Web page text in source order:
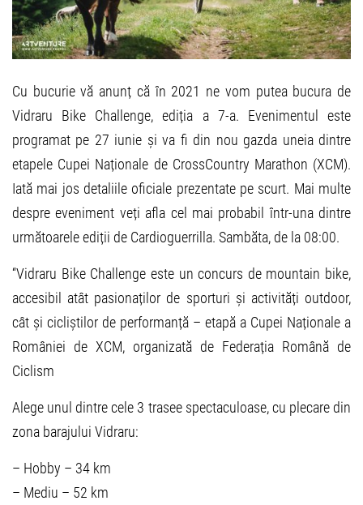
Cu bucurie vă anunț că în 2021 ne vom putea bucura de
Vidraru Bike Challenge, ediția a 7-a. Evenimentul este
programat pe 27 iunie și va fi din nou gazda uneia dintre
etapele Cupei Naționale de CrossCountry Marathon (XCM).
Iată mai jos detaliile oficiale prezentate pe scurt. Mai multe
despre eveniment veți afla cel mai probabil într-una dintre
următoarele ediții de Cardioguerrilla. Sambăta, de la 08:00.
“Vidraru Bike Challenge este un concurs de mountain bike,
accesibil atât pasionaților de sporturi și activități outdoor,
cât și cicliștilor de performanță – etapă a Cupei Naționale a
României de XCM, organizată de Federația Română de
Ciclism
Alege unul dintre cele 3 trasee spectaculoase, cu plecare din
zona barajului Vidraru:
– Hobby – 34 km
– Mediu – 52 km